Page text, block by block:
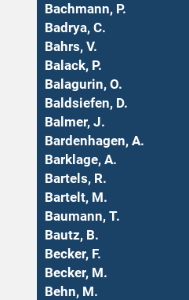
Bachmann, P.
Badrya, C.
Bahrs, V.
Balack, P.
Balagurin, O.
Baldsiefen, D.
Balmer, J.
Bardenhagen, A.
Barklage, A.
Bartels, R.
Bartelt, M.
Baumann, T.
Bautz, B.
Becker, F.
Becker, M.
Behn, M.